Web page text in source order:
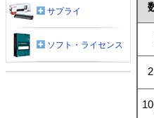
サプライ
ソフト・ライセンス